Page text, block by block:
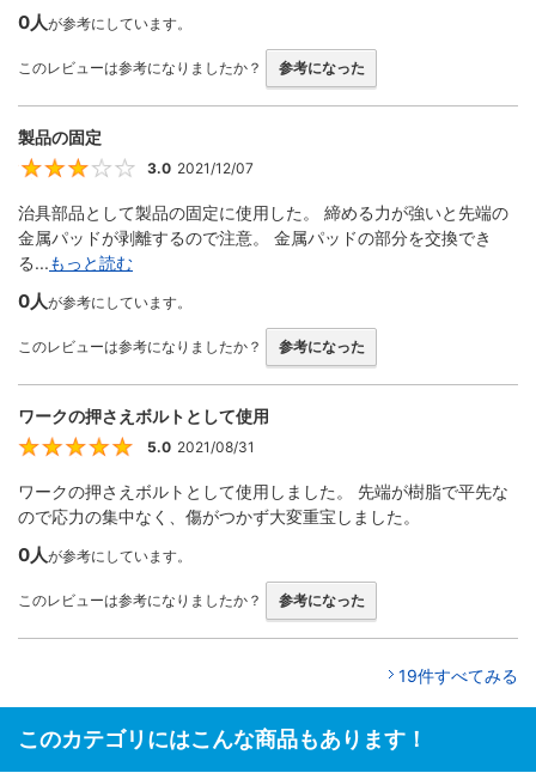
0人が参考にしています。
このレビューは参考になりましたか？ 参考になった
製品の固定
3.0 2021/12/07
治具部品として製品の固定に使用した。 締める力が強いと先端の
金属パッドが剥離するので注意。 金属パッドの部分を交換でき
る...もっと読む
0人が参考にしています。
このレビューは参考になりましたか？ 参考になった
ワークの押さえボルトとして使用
5.0 2021/08/31
ワークの押さえボルトとして使用しました。 先端が樹脂で平先な
ので応力の集中なく、傷がつかず大変重宝しました。
0人が参考にしています。
このレビューは参考になりましたか？ 参考になった
19件すべてみる
このカテゴリにはこんな商品もあります！